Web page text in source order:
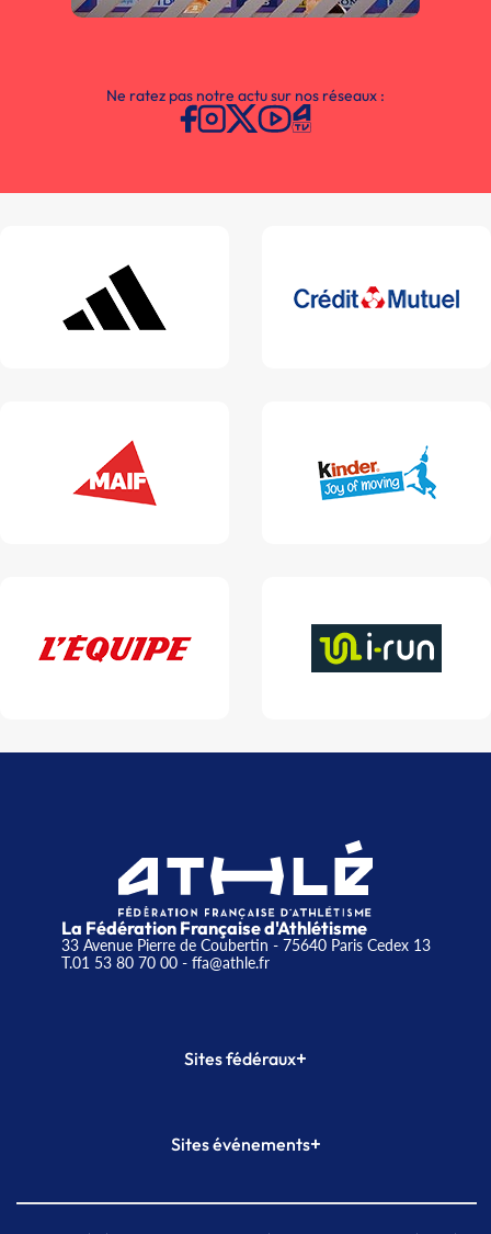
Ne ratez pas notre actu sur nos réseaux :
La Fédération Française d'Athlétisme
33 Avenue Pierre de Coubertin - 75640 Paris Cedex 13
T.01 53 80 70 00- ffa@athle.fr
Sites fédéraux+
Plateforme Formation
Sites événements+
Meeting de Paris indoor